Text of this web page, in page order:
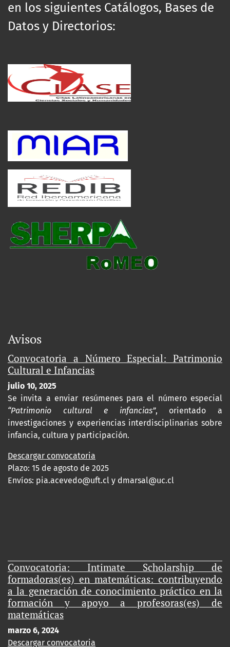
en los siguientes Catálogos, Bases de
Datos y Directorios:
Avisos
Convocatoria a Número Especial: Patrimonio
Cultural e Infancias
julio 10, 2025
Se invita a enviar resúmenes para el número especial
“Patrimonio cultural e infancias”, orientado a
investigaciones y experiencias interdisciplinarias sobre
infancia, cultura y participación.
Descargar convocatoria
Plazo: 15 de agosto de 2025
Envíos: pia.acevedo@uft.cl y dmarsal@uc.cl
Convocatoria: Intimate Scholarship de
formadoras(es) en matemáticas: contribuyendo
a la generación de conocimiento práctico en la
formación y apoyo a profesoras(es) de
matemáticas
marzo 6, 2024
Descargar convocatoria